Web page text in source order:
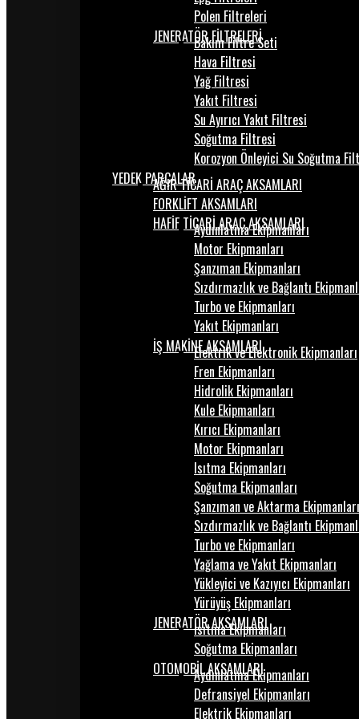
Polen Filtreleri
JENERATÖR FİLTRELERİ
Bakım Filtre Seti
Hava Filtresi
Yağ Filtresi
Yakıt Filtresi
Su Ayırıcı Yakıt Filtresi
Soğutma Filtresi
Korozyon Önleyici Su Soğutma
YEDEK PARÇALARAĞIR TİCARİ ARAÇ AKSAMLARI
FORKLİFT AKSAMLARI
HAFİF TİCARİ ARAÇ AKSAMLARI
Aydınlatma Ekipmanları
Motor Ekipmanları
Şanzıman Ekipmanları
Sızdırmazlık ve Bağlantı
Turbo ve Ekipmanları
Yakıt Ekipmanları
İŞ MAKİNE AKSAMLARI
Elektrik ve Elektronik Ekipmanları
Fren Ekipmanları
Hidrolik Ekipmanları
Kule Ekipmanları
Kırıcı Ekipmanları
Motor Ekipmanları
Isıtma Ekipmanları
Soğutma Ekipmanları
Şanzıman ve Aktarma Ekipmanları
Sızdırmazlık ve Bağlantı
Turbo ve Ekipmanları
Yağlama ve Yakıt Ekipmanları
Yükleyici ve Kazıyıcı Ekipmanları
Yürüyüş Ekipmanları
JENERATÖR AKSAMLARI
Isıtma Ekipmanları
Soğutma Ekipmanları
OTOMOBİL AKSAMLARI
Aydınlatma Ekipmanları
Defransiyel Ekipmanları
Elektrik Ekipmanları